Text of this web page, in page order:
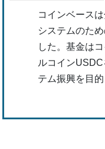
コインベース
システムのた
した。基金は
ルコイン
テム振興を目的